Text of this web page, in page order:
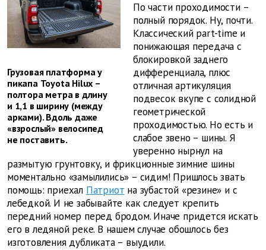
Грузовая платформа у
пикапа Toyota Hilux –
полтора метра в длину
и 1,1 в ширину (между
арками). Вдоль даже
«взрослый» велосипед
не поставить.
По части проходимости –
полный порядок. Ну, почти.
Классический part-time и
понижающая передача с
блокировкой заднего
дифференциала, плюс
отличная артикуляция
подвесок вкупе с солидной
геометрической
проходимостью. Но есть и
слабое звено – шины. Я
уверенно нырнул на
размытую грунтовку, и фрикционные зимние шины
моментально «замылились» – сидим! Пришлось звать
помощь: приехал Патриот на зубастой «резине» и с
лебедкой. И не забывайте как следует крепить
передний номер перед бродом. Иначе придется искать
его в ледяной реке. В нашем случае обошлось без
изготовления дубликата – выудили.